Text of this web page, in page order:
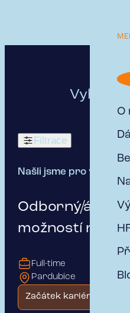
O
Filtrace
Našli jsme pro vás:
Odborný/á
možností růstu
Full-time
Pardubice
Začátek kariéry